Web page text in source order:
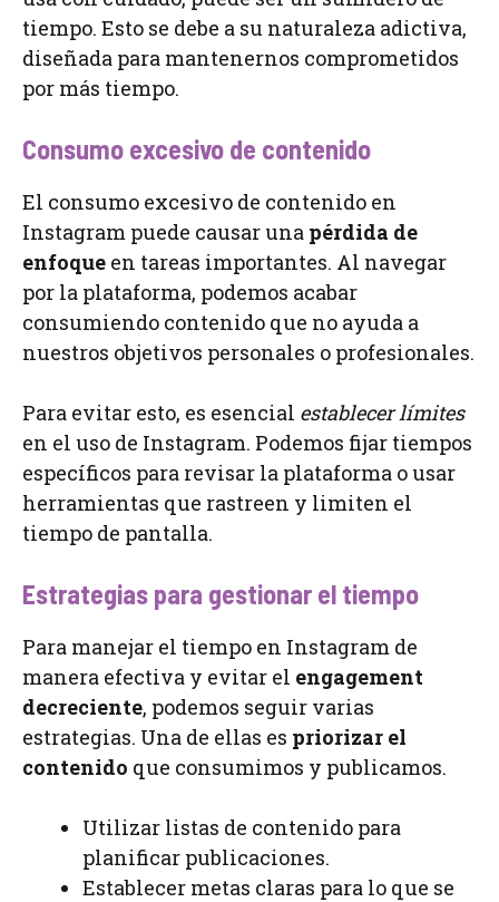
tiempo. Esto se debe a su naturaleza adictiva,
diseñada para mantenernos comprometidos
por más tiempo.
Consumo excesivo de contenido
El consumo excesivo de contenido en
Instagram puede causar una pérdida de
enfoque en tareas importantes. Al navegar
por la plataforma, podemos acabar
consumiendo contenido que no ayuda a
nuestros objetivos personales o profesionales.
Para evitar esto, es esencial establecer límites
en el uso de Instagram. Podemos fijar tiempos
específicos para revisar la plataforma o usar
herramientas que rastreen y limiten el
tiempo de pantalla.
Estrategias para gestionar el tiempo
Para manejar el tiempo en Instagram de
manera efectiva y evitar el engagement
decreciente, podemos seguir varias
estrategias. Una de ellas es priorizar el
contenido que consumimos y publicamos.
Utilizar listas de contenido para
planificar publicaciones.
Establecer metas claras para lo que se